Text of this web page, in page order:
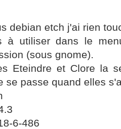
debian etch j'ai rien
à utiliser dans le
(sous gnome).
Eteindre et Clore la
se passe quand elles
6-486